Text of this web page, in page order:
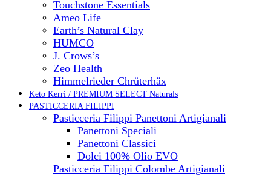
Touchstone Essentials
Ameo Life
Earth’s Natural Clay
HUMCO
J. Crows’s
Zeo Health
Himmelrieder Chrüterhäx
Keto Kerri / PREMIUM SELECT Naturals
PASTICCERIA FILIPPI
Pasticceria Filippi Panettoni Artigianali
Panettoni Speciali
Panettoni Classici
Dolci 100% Olio EVO
Pasticceria Filippi Colombe Artigianali